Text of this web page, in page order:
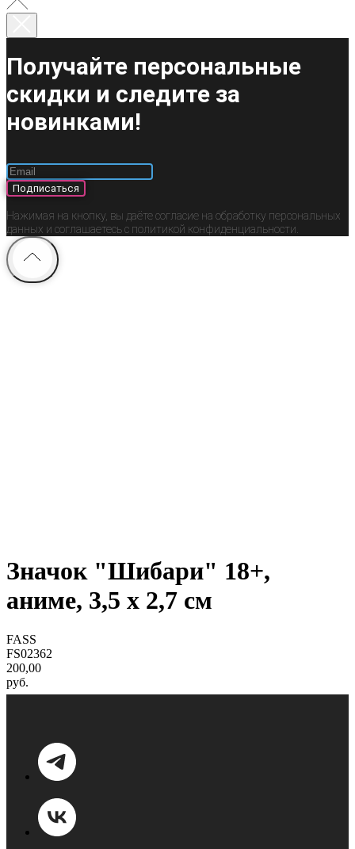
Получайте персональные
скидки и следите за
новинками!
Подписаться
Нажимая на кнопку, вы даёте согласие на обработку персональных
данных и соглашаетесь c политикой конфиденциальности.
Значок "Шибари" 18+,
аниме, 3,5 х 2,7 см
FASS
FS02362
200,00
руб.